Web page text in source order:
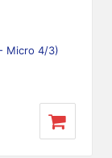
Micro 4/3)